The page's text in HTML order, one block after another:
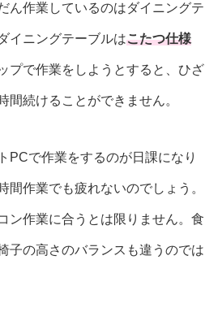
ん作業しているのはダイニングテ
イニングテーブルはこたつ仕様
プで作業をしようとすると、ひざ
続けることができません。
PCで作業をするのが日課になり
作業でも疲れないのでしょう。
ン作業に合うとは限りません。食
子の高さのバランスも違うのでは